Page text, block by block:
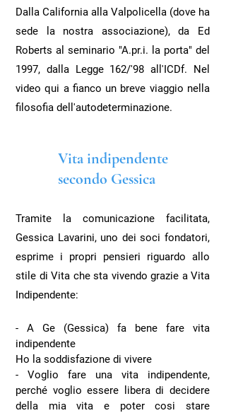
Dalla California alla Valpolicella (dove ha
sede la nostra associazione), da Ed
Roberts al seminario "A.pr.i. la porta" del
1997, dalla Legge 162/'98 all'ICDf. Nel
video qui a fianco un breve viaggio nella
filosofia dell'autodeterminazione.
Vita indipendente
secondo Gessica
Tramite la comunicazione facilitata,
Gessica Lavarini, uno dei soci fondatori,
esprime i propri pensieri riguardo allo
stile di Vita che sta vivendo grazie a Vita
Indipendente:
- A Ge (Gessica) fa bene fare vita
indipendente
Ho la soddisfazione di vivere
- Voglio fare una vita indipendente,
perché voglio essere libera di decidere
della mia vita e poter cosi stare